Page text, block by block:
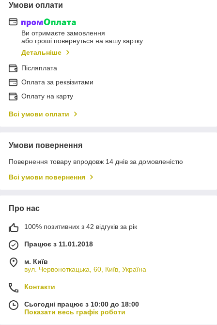
Умови оплати
Ви отримаєте замовлення
або гроші повернуться на вашу картку
Детальніше
Післяплата
Оплата за реквізитами
Оплату на карту
Всі умови оплати
Умови повернення
Повернення товару впродовж 14 днів за домовленістю
Всі умови повернення
Про нас
100% позитивних з 42 відгуків за рік
Працює з 11.01.2018
м. Київ
вул. Червоноткацька, 60, Київ, Україна
Контакти
Сьогодні працює з 10:00 до 18:00
Показати весь графік роботи